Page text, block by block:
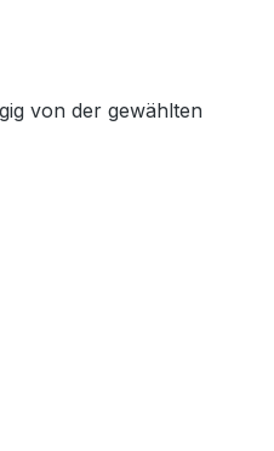
von der gewählten